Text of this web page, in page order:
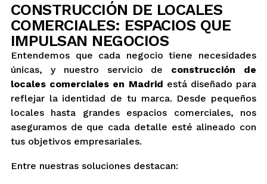
CONSTRUCCIÓN DE LOCALES
COMERCIALES: ESPACIOS QUE
IMPULSAN NEGOCIOS
Entendemos que cada negocio tiene necesidades
únicas, y nuestro servicio de construcción de
locales comerciales en Madrid está diseñado para
reflejar la identidad de tu marca. Desde pequeños
locales hasta grandes espacios comerciales, nos
aseguramos de que cada detalle esté alineado con
tus objetivos empresariales.
Entre nuestras soluciones destacan: